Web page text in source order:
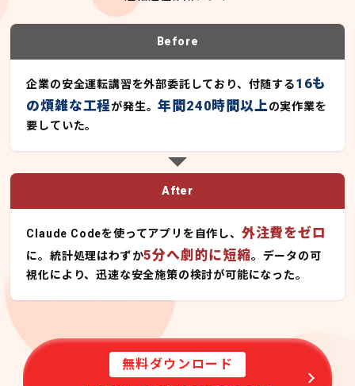
Before
企業の安全運転講習を外部委託しており、付随する16も
の煩雑な工程が発生。年間240時間以上の実作業を
要していた。
After
Claude Codeを使ってアプリを自作し、 外注費をゼロ
に。統計処理はわずか5分へ劇的に短縮。データの可
視化により、迅速な安全施策の検討が可能になった。
無料ダウンロード